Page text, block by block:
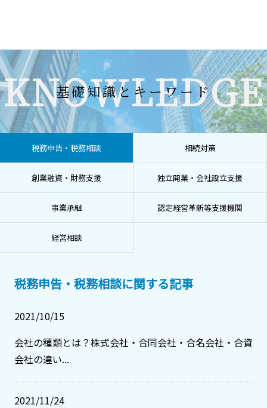
KNOWLEDGE
基礎知識とキーワード
税務申告・税務相談 相続対策
創業融資・財務支援 独立開業・会社設立支援
事業承継 認定経営革新等支援機関
経営相談
税務申告・税務相談に関する記事
2021/10/15
会社の種類とは？株式会社・合同会社・合名会社・合資
会社の違い...
2021/11/24